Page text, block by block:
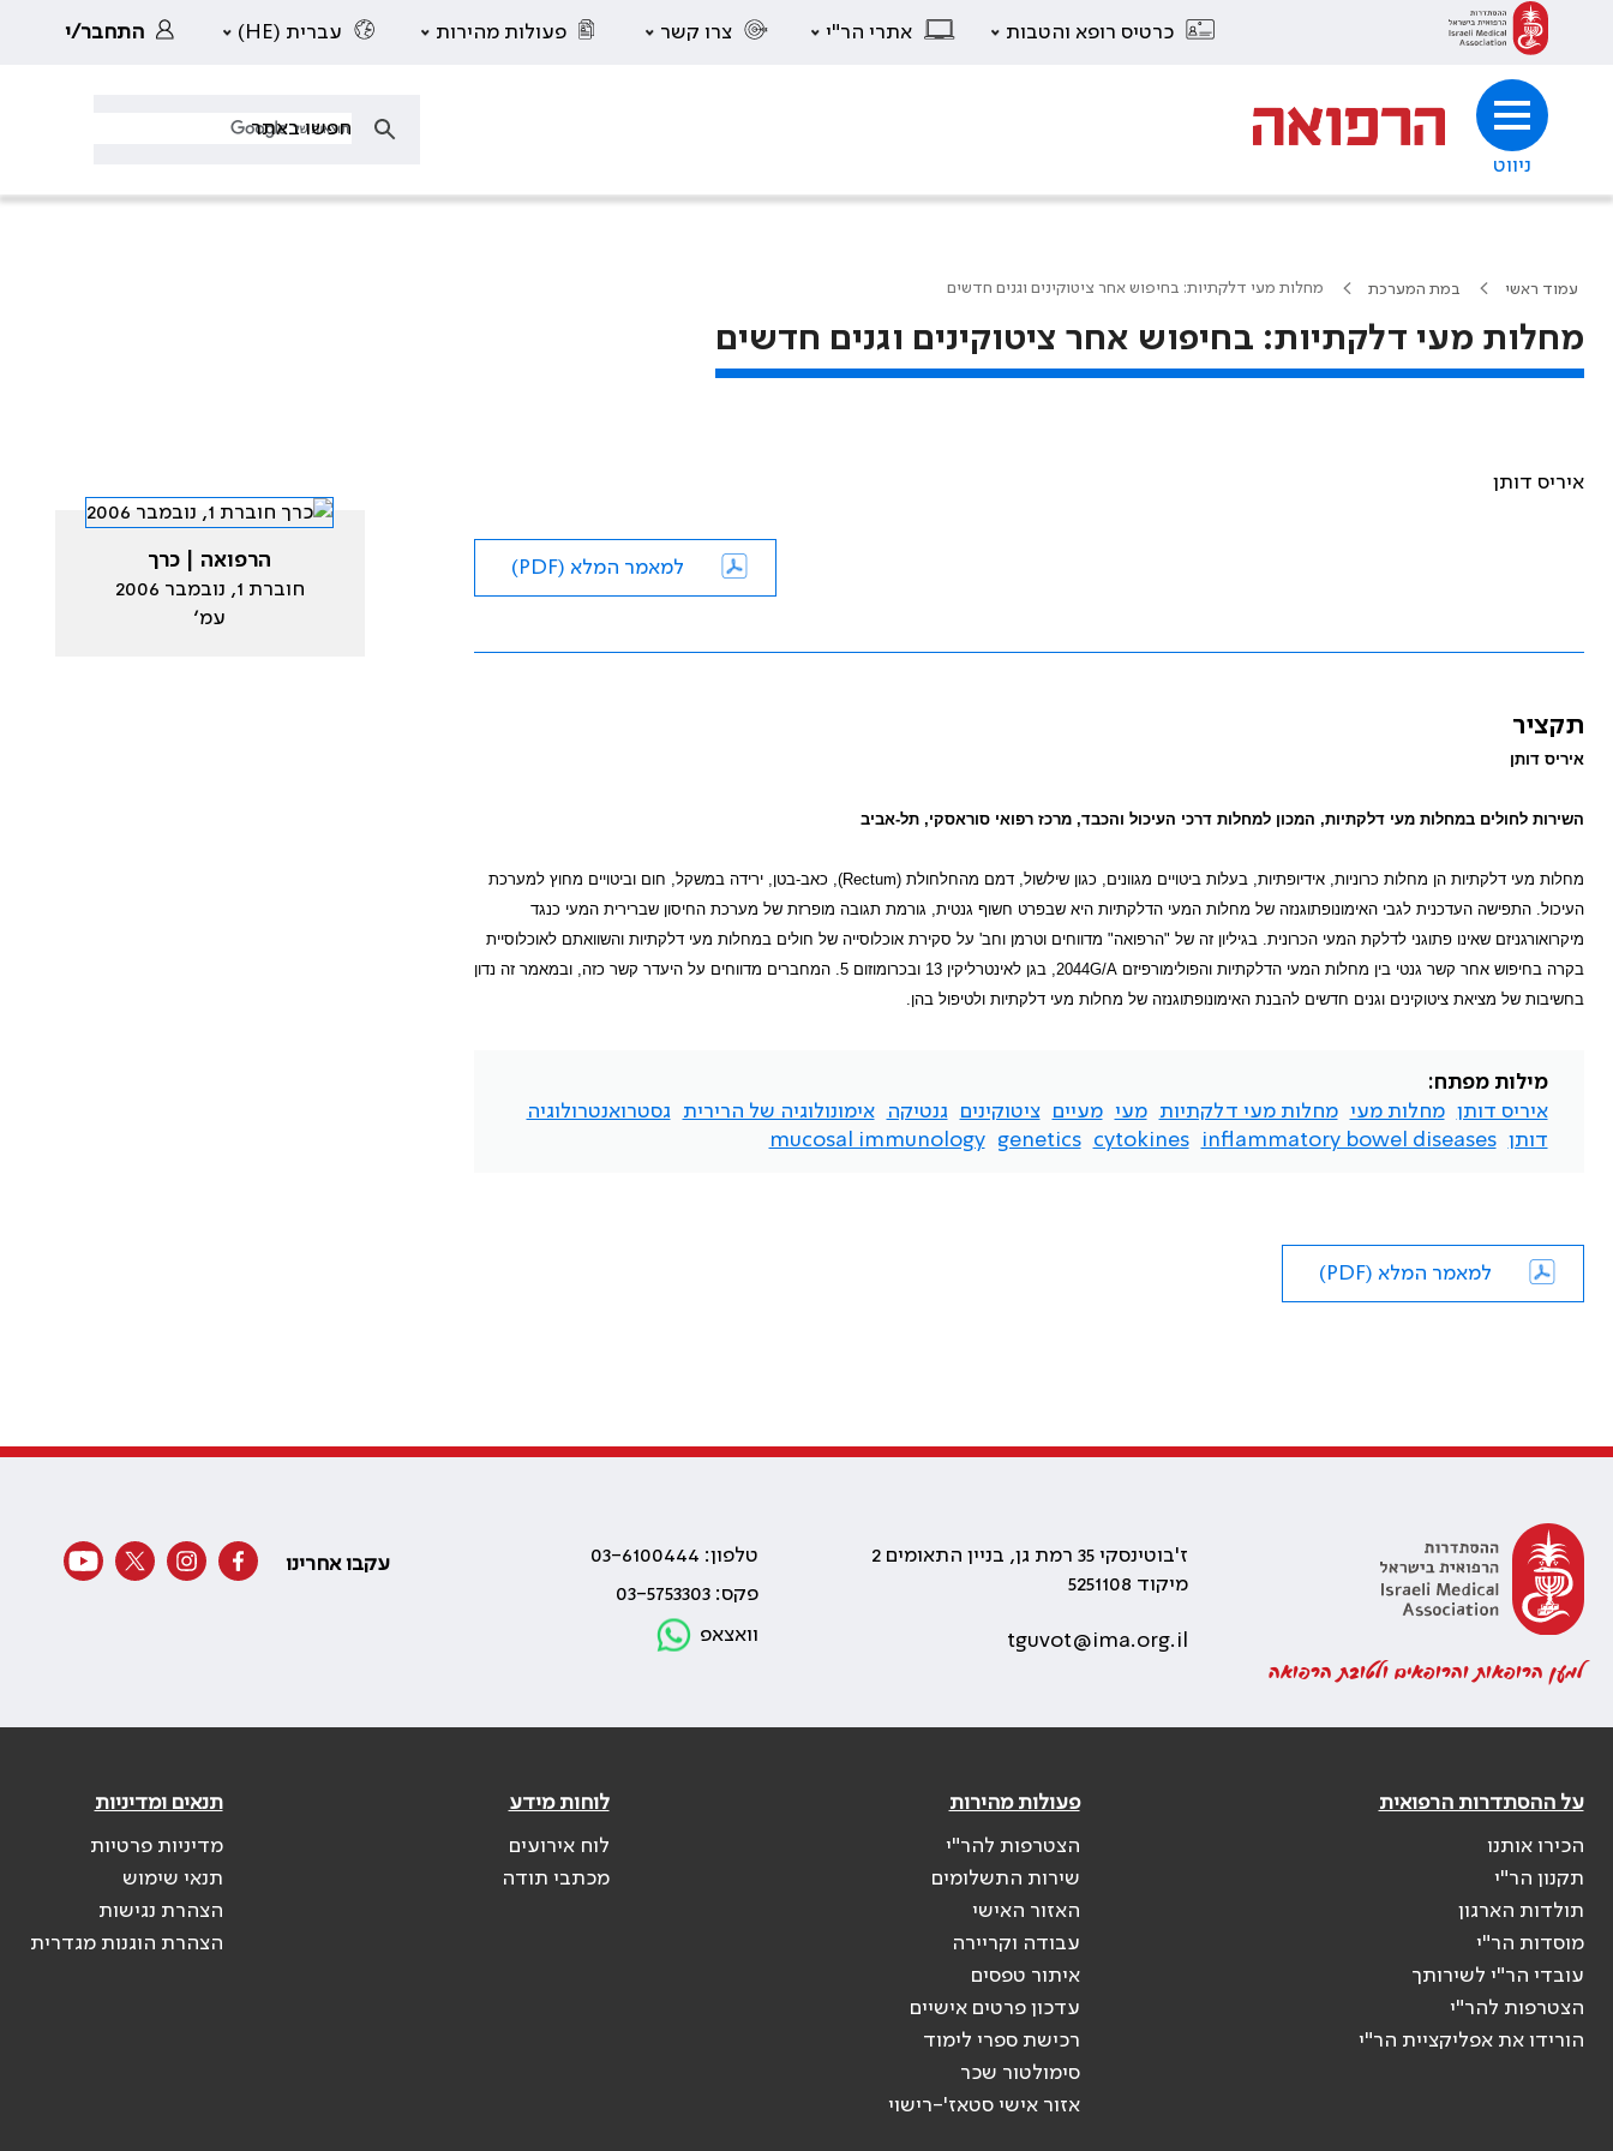
כרטיס רופא והטבות אתרי הר"י צרו קשר פעולות מהירות עברית (HE) התחבר/י
ניווט
עמוד ראשי במת המערכת מחלות מעי דלקתיות: בחיפוש אחר ציטוקינים וגנים חדשים
מחלות מעי דלקתיות: בחיפוש אחר ציטוקינים וגנים חדשים
איריס דותן
למאמר המלא (PDF)
תקציר
איריס דותן
השירות לחולים במחלות מעי דלקתיות, המכון למחלות דרכי העיכול והכבד, מרכז רפואי סוראסקי, תל-אביב
מחלות מעי דלקתיות הן מחלות כרוניות, אידיופתיות, בעלות ביטויים מגוונים, כגון שילשול, דמם מהחלחולת (Rectum), כאב-בטן, ירידה במשקל, חום וביטויים מחוץ למערכת
העיכול. התפישה העדכנית לגבי האימונופתוגנזה של מחלות המעי הדלקתיות היא שבפרט חשוף גנטית, גורמת תגובה מופרזת של מערכת החיסון שברירית המעי כנגד
מיקרואורגניזם שאינו פתוגני לדלקת המעי הכרונית. בגיליון זה של "הרפואה" מדווחים וטרמן וחב' על סקירת אוכלוסייה של חולים במחלות מעי דלקתיות והשוואתם לאוכלוסיית
בקרה בחיפוש אחר קשר גנטי בין מחלות המעי הדלקתיות והפולימורפיזם2044G/A
, בגן לאינטרליקין 13 ובכרומוזום 5. המחברים מדווחים על היעדר קשר כזה, ובמאמר זה נדון
בחשיבות של מציאת ציטוקינים וגנים חדשים להבנת האימונופתוגנזה של מחלות מעי דלקתיות ולטיפול בהן.
מילות מפתח:
איריס דותן מחלות מעי מחלות מעי דלקתיות מעי מעיים ציטוקינים גנטיקה אימונולוגיה של הרירית
גסטרואנטרולוגיה
דותן inflammatory bowel diseases
cytokines
genetics
mucosal immunology
למאמר המלא (PDF)
הרפואה | כרך
חוברת 1, נובמבר 2006
עמ׳
למען הרופאות והרופאים ולטובת הרפואה
ז'בוטינסקי 35 רמת גן, בניין התאומים 2
מיקוד 5251108
tguvot@ima.org.il
טלפון: 03-6100444
פקס: 03-5753303
וואצאפ
עקבו אחרינו
על ההסתדרות הרפואית
הכירו אותנו
תקנון הר"י
תולדות הארגון
מוסדות הר"י
עובדי הר"י לשירותך
הצטרפות להר"י
הורידו את אפליקציית הר"י
פעולות מהירות
הצטרפות להר"י
שירות התשלומים
האזור האישי
עבודה וקריירה
איתור טפסים
עדכון פרטים אישיים
רכישת ספרי לימוד
סימולטור שכר
אזור אישי סטאז'-רישוי
לוחות מידע
לוח אירועים
מכתבי תודה
תנאים ומדיניות
מדיניות פרטיות
תנאי שימוש
הצהרת נגישות
הצהרת הוגנות מגדרית